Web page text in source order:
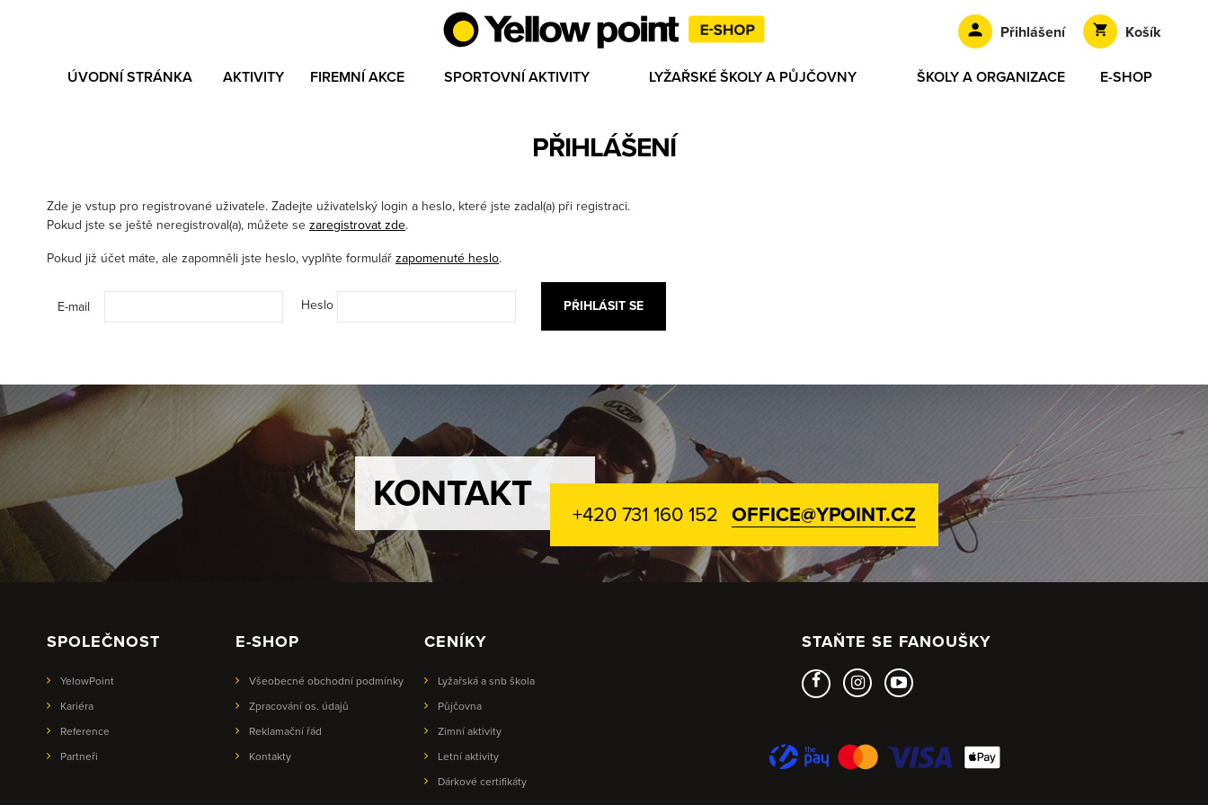
Košík
Přihlášení
ÚVODNÍ STRÁNKA AKTIVITY FIREMNÍ AKCE SPORTOVNÍ AKTIVITY LYŽAŘSKÉ ŠKOLY A PŮJČOVNY ŠKOLY A ORGANIZACE E-SHOP
PŘIHLÁŠENÍ
Zde je vstup pro registrované uživatele. Zadejte uživatelský login a heslo, které jste zadal(a) při registraci.
Pokud jste se ještě neregistroval(a), můžete se zaregistrovat zde.
Pokud již účet máte, ale zapomněli jste heslo, vyplňte formulář zapomenuté heslo.
E-mail Heslo
KONTAKT +420 731 160 152 OFFICE@YPOINT.CZ
SPOLEČNOST
YelowPoint
Kariéra
Reference
Partneři
E-SHOP
Všeobecné obchodní podmínky
Zpracování os. údajů
Reklamační řád
Kontakty
CENÍKY
Lyžařská a snb škola
Půjčovna
Zimní aktivity
Letní aktivity
Dárkové certifikáty
STAŇTE SE FANOUŠKY